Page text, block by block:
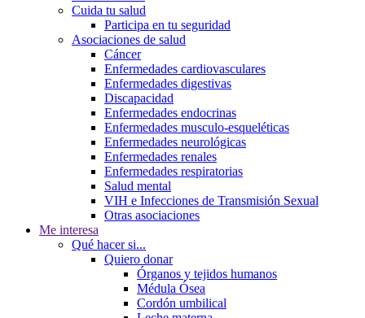
Cuida tu salud
Participa en tu seguridad
Asociaciones de salud
Cáncer
Enfermedades cardiovasculares
Enfermedades digestivas
Discapacidad
Enfermedades endocrinas
Enfermedades musculo-esqueléticas
Enfermedades neurológicas
Enfermedades renales
Enfermedades respiratorias
Salud mental
VIH e Infecciones de Transmisión Sexual
Otras asociaciones
Me interesa
Qué hacer si...
Quiero donar
Órganos y tejidos humanos
Médula Ósea
Cordón umbilical